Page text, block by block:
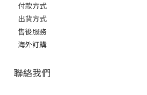
付款方式
出貨方式
售後服務
海外訂購
聯絡我們